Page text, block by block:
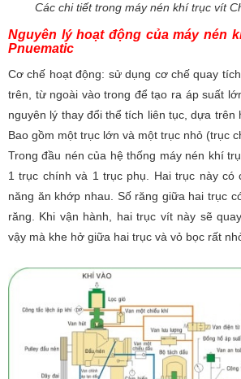
Các chi tiết trong máy nén khí trục vít
Nguyên lý hoạt động của máy nén
Pnuematic
Cơ chế hoạt động: sử dụng cơ chế quay
trên, từ ngoài vào trong để tạo ra áp suất
nguyên lý thay đổi thể tích liên tục, dựa trên
Bao gồm một trục lớn và một trục nhỏ (trục
Trong đầu nén của hệ thống máy nén khí
1 trục chính và 1 trục phụ. Hai trục này có
năng ăn khớp nhau. Số răng giữa hai trục
răng. Khi vận hành, hai trục vít này sẽ
vậy mà khe hở giữa hai trục và vỏ bọc rất